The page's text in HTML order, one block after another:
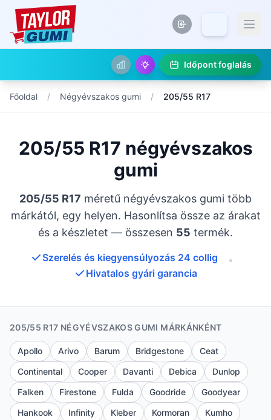
Időpont foglalás
Főoldal / Négyévszakos gumi / 205/55 R17
205/55 R17 négyévszakos
gumi
205/55 R17 méretű négyévszakos gumi több
márkától, egy helyen. Hasonlítsa össze az árakat
és a készletet — összesen 55 termék.
Szerelés és kiegyensúlyozás 24 collig
•
Hivatalos gyári garancia
205/55 R17 NÉGYÉVSZAKOS GUMI MÁRKÁNKÉNT
Apollo Arivo Barum Bridgestone
Ceat
Continental
Cooper Davanti Debica
Dunlop
Falken
Firestone Fulda Goodride
Goodyear
Hankook
Infinity Kleber Kormoran
Kumho